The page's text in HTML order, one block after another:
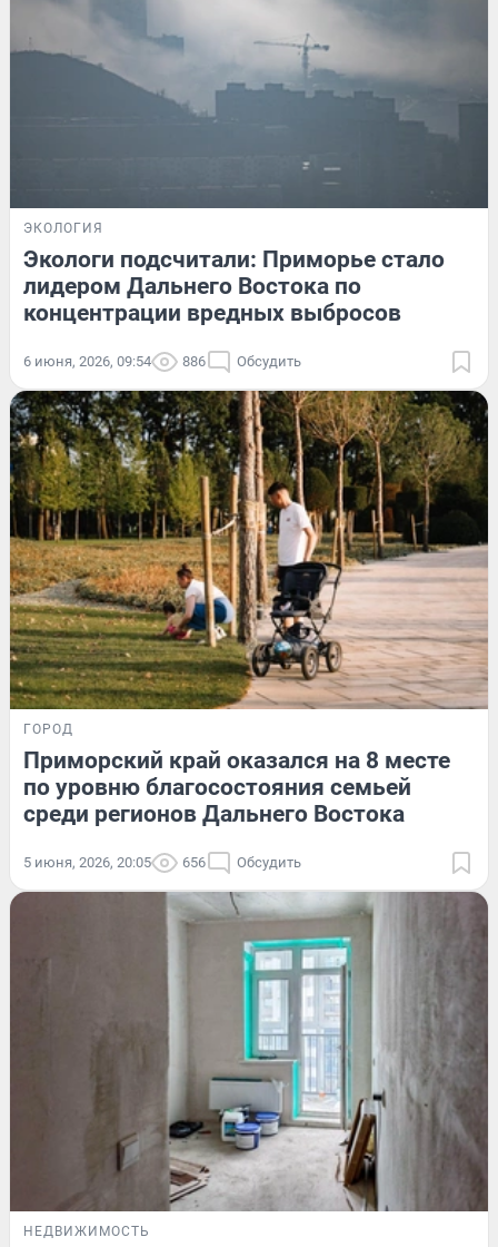
ЭКОЛОГИЯ
Экологи подсчитали: Приморье стало
лидером Дальнего Востока по
концентрации вредных выбросов
6 июня, 2026, 09:54 886 Обсудить
ГОРОД
Приморский край оказался на 8 месте
по уровню благосостояния семьей
среди регионов Дальнего Востока
5 июня, 2026, 20:05 656 Обсудить
НЕДВИЖИМОСТЬ